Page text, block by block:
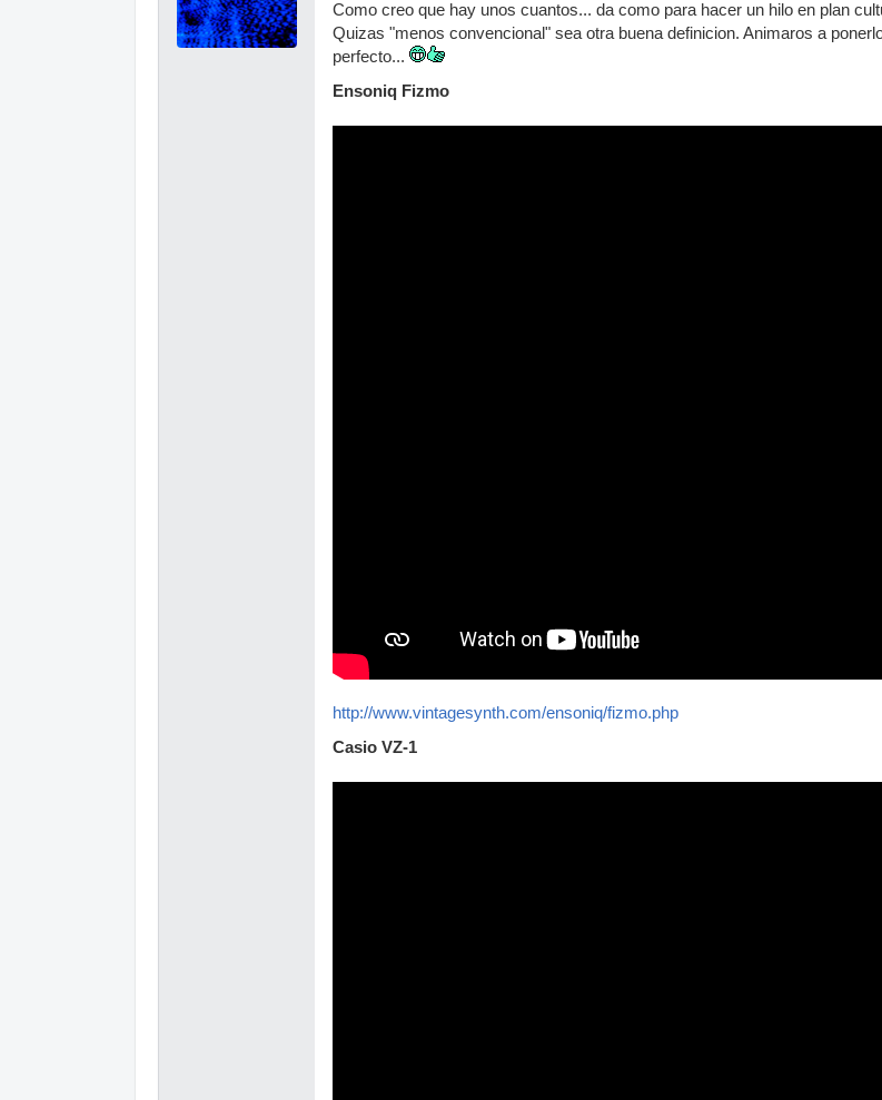
Como creo que hay unos cuantos... da como para hacer un hilo en plan
Quizas "menos convencional" sea otra buena definicion. Animaros a
perfecto...
Ensoniq Fizmo
http://www.vintagesynth.com/ensoniq/fizmo.php
Casio VZ-1